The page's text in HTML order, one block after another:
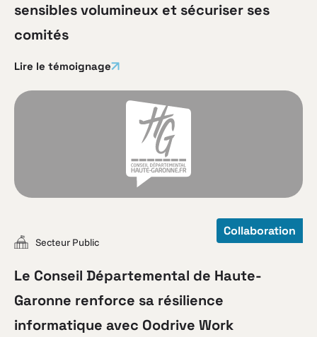
sensibles volumineux et sécuriser ses
comités
Lire le témoignage
Collaboration
Secteur Public
Le Conseil Départemental de Haute-
Garonne renforce sa résilience
informatique avec Oodrive Work